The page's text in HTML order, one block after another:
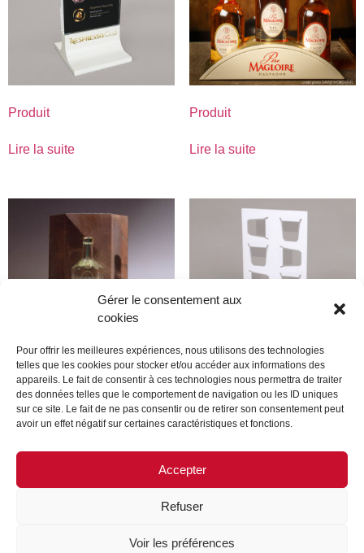
Gérer le consentement aux
cookies
Pour offrir les meilleures expériences, nous utilisons des technologies
telles que les cookies pour stocker et/ou accéder aux informations des
appareils. Le fait de consentir à ces technologies nous permettra de traiter
des données telles que le comportement de navigation ou les ID uniques
sur ce site. Le fait de ne pas consentir ou de retirer son consentement peut
avoir un effet négatif sur certaines caractéristiques et fonctions.
Accepter
Refuser
Voir les préférences
Produit
Lire la suite
Produit
Lire la suite
Produit
Lire la suite
Produit
Lire la suite